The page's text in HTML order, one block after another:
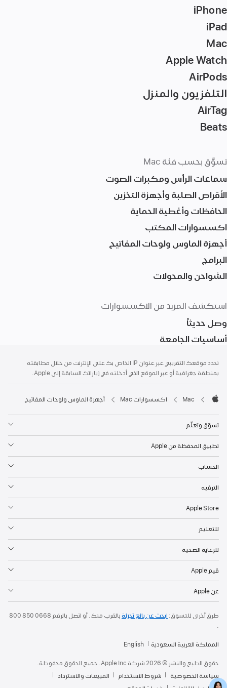
iPhone
iPad
Mac‏
Apple Watch
AirPods
التلفزيون والمنزل
AirTag‏
Beats
تسوَّق بحسب فئة Mac
سماعات الرأس ومكبرات الصوت
الأقراص الصلبة وأجهزة التخزين
الحافظات وأغطية الحماية
اكسسوارات المكتب
أجهزة الماوس ولوحات المفاتيح
البرامج
الشواحن والمحولات
استكشف المزيد من الاكسسوارات
وصل حديثاً
أساسيات الجامعة
نحدد موقعك التقريبي عبر عنوان IP الخاص بك على الإنترنت من خلال مطابقته
بمنطقة جغرافية أو عبر الموقع الذي أدخلته في زياراتك السابقة إلى Apple.
Mac‏ اكسسوارات Mac‏ أجهزة الماوس ولوحات المفاتيح
تسوّق وتعلّم
تطبيق المحفظة من Apple
الحساب
الترفيه
Apple Store
للتعليم
للرعاية الصحية
قيم Apple
عن Apple
طرق أخرى للتسوق: ابحث عن بائع تجزئة بالقرب منك. أو اتصل بالرقم 800 850 0668
.
المملكة العربية السعودية English
حقوق الطبع والنشر © 2026 شركة Apple Inc. جميع الحقوق محفوظة.
سياسة الخصوصية
شروط الاستخدام
المبيعات والاسترداد